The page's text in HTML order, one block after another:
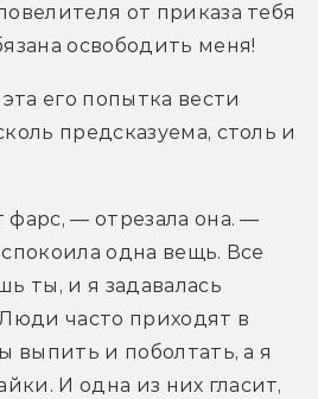
от приказа тебя
освободить меня!
его попытка вести
предсказуема, столь и
— отрезала она. —
одна вещь. Все
ты, и я задавалась
часто приходят в
выпить и поболтать, а я
И одна из них гласит,